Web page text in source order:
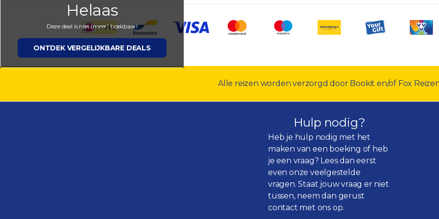
Helaas
Deze deal is niet (meer) boekbaar!
ONTDEK VERGELIJKBARE DEALS
Alle reizen worden verzorgd door Bookit en/of Fox
Hulp nodig?
Heb je hulp nodig met het
maken van een boeking of heb
je een vraag? Lees dan eerst
even onzeveelgestelde
vragen. Staat jouw vraag er niet
tussen, neem dan gerust
contact met ons op.